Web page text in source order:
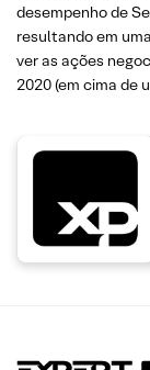
desempenho de
resultando em
ver as ações
2020 (em cima de